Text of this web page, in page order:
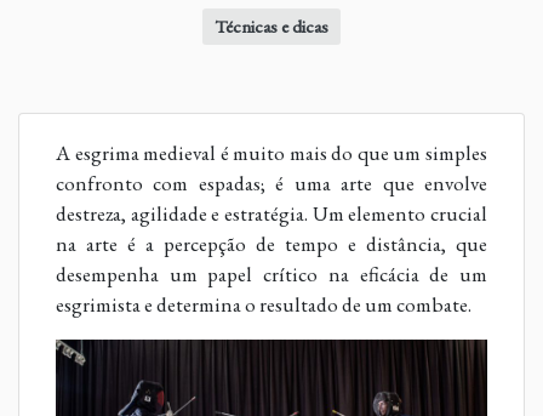
Técnicas e dicas
A esgrima medieval é muito mais do que um simples
confronto com espadas; é uma arte que envolve
destreza, agilidade e estratégia. Um elemento crucial
na arte é a percepção de tempo e distância, que
desempenha um papel crítico na eficácia de um
esgrimista e determina o resultado de um combate.